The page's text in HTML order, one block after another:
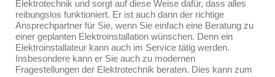
Elektrotechnik und sorgt auf diese Weise dafür, dass alles
reibungslos funktioniert. Er ist auch dann der richtige
Ansprechpartner für Sie, wenn Sie einfach eine Beratung zu
einer geplanten Elektroinstallation wünschen. Denn ein
Elektroinstallateur kann auch im Service tätig werden.
Insbesondere kann er Sie auch zu modernen
Fragestellungen der Elektrotechnik beraten. Dies kann zum